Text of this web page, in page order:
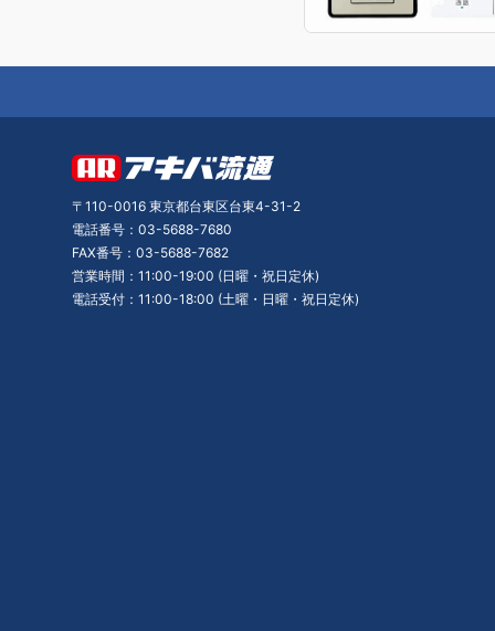
〒110-0016 東京都台東区台東4-31-2
電話番号：03-5688-7680
FAX番号：03-5688-7682
営業時間：11:00-19:00 (日曜・祝日定休)
電話受付：11:00-18:00 (土曜・日曜・祝日定休)